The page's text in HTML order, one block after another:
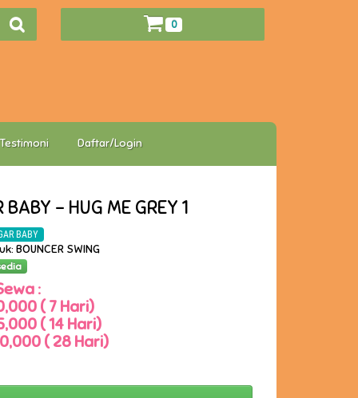
0
Testimoni Daftar/Login
BABY - HUG ME GREY 1
BABY
BOUNCER SWING
:
( 7 Hari)
( 14 Hari)
( 28 Hari)